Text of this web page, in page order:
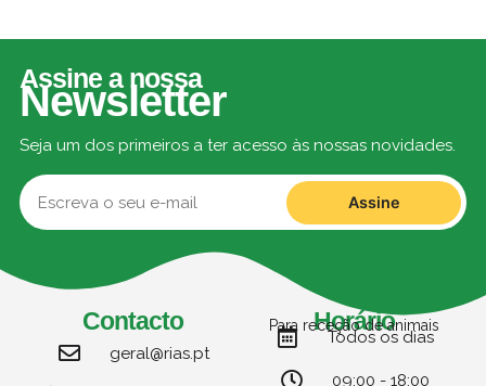
Assine a nossa
Newsletter
Seja um dos primeiros a ter acesso às nossas novidades.
Assine
Contacto
geral@rias.pt
Horário
Para receção de animais
Todos os dias
09:00 - 18:00